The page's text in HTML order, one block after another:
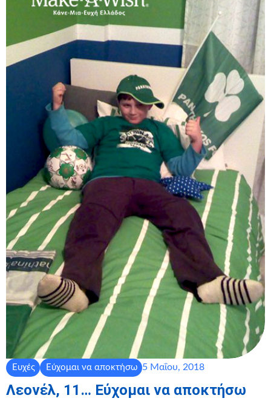
Ευχές Εύχομαι να αποκτήσω 5 Μαΐου, 2018
Λεονέλ, 11… Εύχομαι να αποκτήσω